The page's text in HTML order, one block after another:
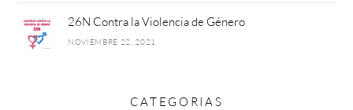
26N Contra la Violencia de Género
NOVIEMBRE 22, 2021
CATEGORIAS